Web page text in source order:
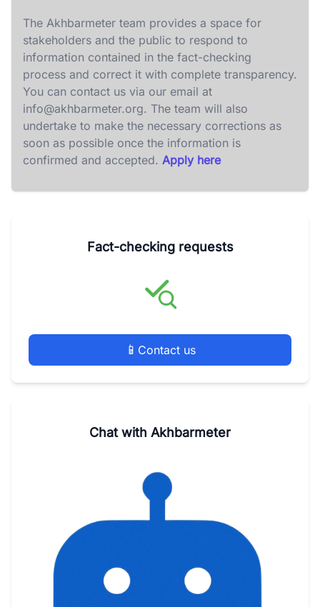
The Akhbarmeter team provides a space for
stakeholders and the public to respond to
information contained in the fact-checking
process and correct it with complete transparency.
You can contact us via our email at
info@akhbarmeter.org. The team will also
undertake to make the necessary corrections as
soon as possible once the information is
confirmed and accepted. Apply here
Fact-checking requests
📱 Contact us
Chat with Akhbarmeter